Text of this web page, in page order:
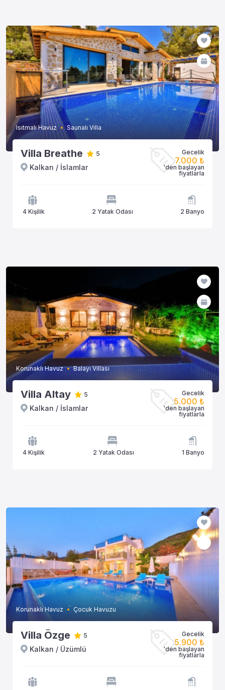
Isıtmalı Havuz Saunalı Villa
Villa Breathe 5
Kalkan / İslamlar
Gecelik
7.000 ₺
'den başlayan
fiyatlarla
4 Kişilik 2 Yatak Odası 2 Banyo
Korunaklı Havuz Balayı Villası
Villa Altay 5
Kalkan / İslamlar
Gecelik
5.000 ₺
'den başlayan
fiyatlarla
4 Kişilik 2 Yatak Odası 1 Banyo
Korunaklı Havuz Çocuk Havuzu
Villa Özge 5
Kalkan / Üzümlü
Gecelik
5.900 ₺
'den başlayan
fiyatlarla